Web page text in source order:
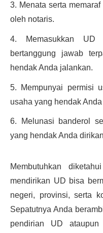
3. Menata serta
oleh notaris.
4. Memasukkan UD
bertanggung jawab
hendak Anda jalankan.
5. Mempunyai permisi
usaha yang hendak
6. Melunasi banderol
yang hendak Anda
Membutuhkan
mendirikan UD bisa
negeri, provinsi, serta
Sepatutnya Anda
pendirian UD ataupun